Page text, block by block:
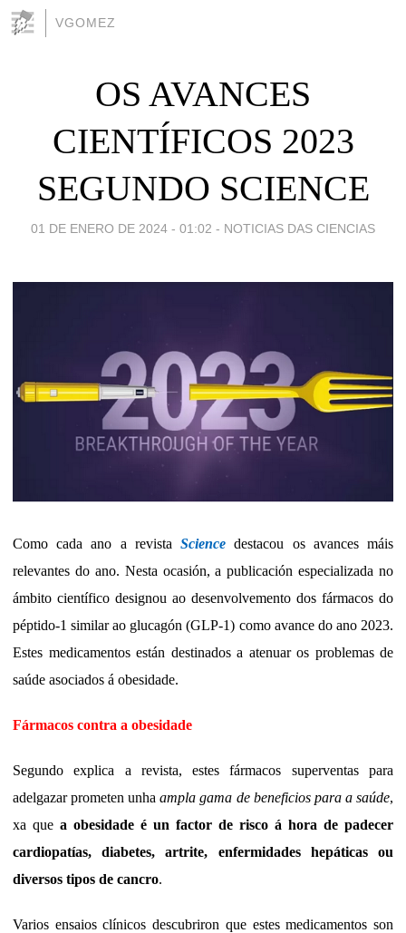
VGOMEZ
OS AVANCES
CIENTÍFICOS 2023
SEGUNDO SCIENCE
01 DE ENERO DE 2024 - 01:02 - NOTICIAS DAS CIENCIAS
Como cada ano a revistaScience destacou os avances máis
relevantes do ano. Nesta ocasión, a publicación especializada no
ámbito científico designou ao desenvolvemento dos fármacos do
péptido-1 similar ao glucagón (GLP-1) como avance do ano 2023.
Estes medicamentos están destinados a atenuar os problemas de
saúde asociados á obesidade.
Fármacos contra a obesidade
Segundo explica a revista, estes fármacos superventas para
adelgazar prometen unhaampla gama de beneficios para a saúde,
xa que a obesidade é un factor de risco á hora de padecer
cardiopatías, diabetes, artrite, enfermidades hepáticas ou
diversos tipos de cancro.
Varios ensaios clínicos descubriron que estes medicamentos son